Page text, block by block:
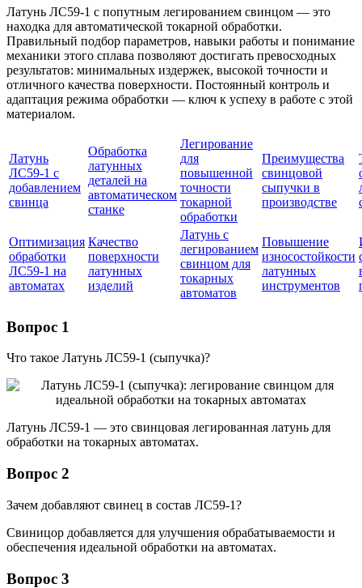
Латунь ЛС59-1 с попутным легированием свинцом — это
находка для автоматической токарной обработки.
Правильный подбор параметров, навыки работы и понимание
механики этого сплава позволяют достигать превосходных
результатов: минимальных издержек, высокой точности и
отличного качества поверхности. Постоянный контроль и
адаптация режима обработки — ключ к успеху в работе с этой
материалом.
Латунь
ЛС59-1 с
добавлением
свинца
Обработка
латунных
деталей на
автоматическом
станке
Легирование
для
повышенной
точности
токарной
обработки
Преимущества
свинцовой
сыпучки в
производстве
Оптимизация
обработки
ЛС59-1 на
автоматах
Качество
поверхности
латунных
изделий
Латунь с
легированием
свинцом для
токарных
автоматов
Повышение
износостойкости
латунных
инструментов
Вопрос 1
Что такое Латунь ЛС59-1 (сыпучка)?
Латунь ЛС59-1 — это свинцовая легированная латунь для
обработки на токарных автоматах.
Вопрос 2
Зачем добавляют свинец в состав ЛС59-1?
Свиницор добавляется для улучшения обрабатываемости и
обеспечения идеальной обработки на автоматах.
Вопрос 3